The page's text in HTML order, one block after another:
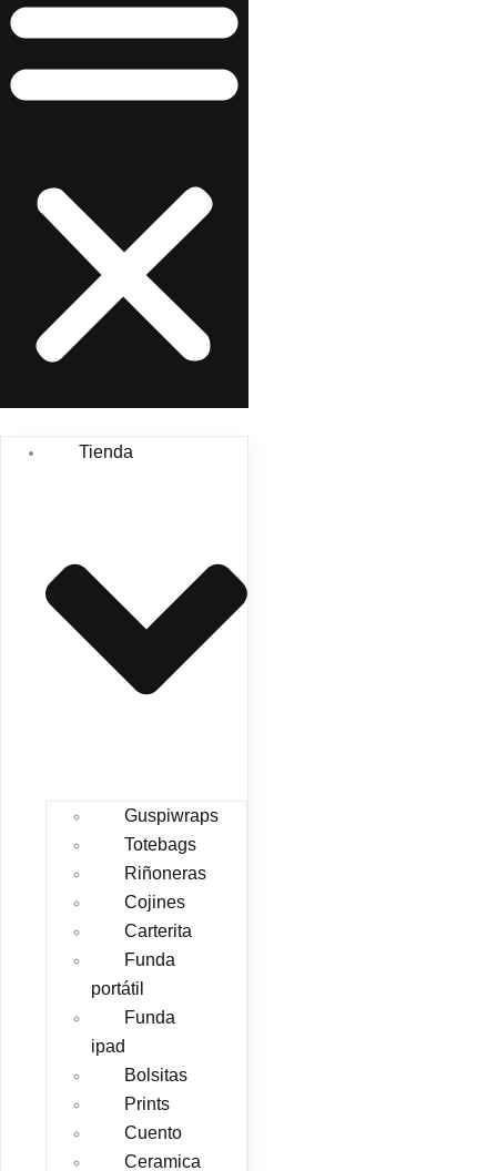
Tienda
Guspiwraps
Totebags
Riñoneras
Cojines
Carterita
Funda
portátil
Funda
ipad
Bolsitas
Prints
Cuento
Ceramica